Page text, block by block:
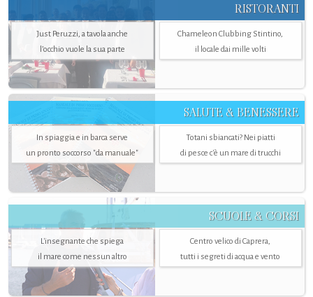
RISTORANTI
Just Peruzzi, a tavola anche
l’occhio vuole la sua parte
Chameleon Clubbing Stintino,
il locale dai mille volti
SALUTE & BENESSERE
In spiaggia e in barca serve
un pronto soccorso "da manuale"
Totani sbiancati? Nei piatti
di pesce c'è un mare di trucchi
SCUOLE & CORSI
L'insegnante che spiega
il mare come nessun altro
Centro velico di Caprera,
tutti i segreti di acqua e vento